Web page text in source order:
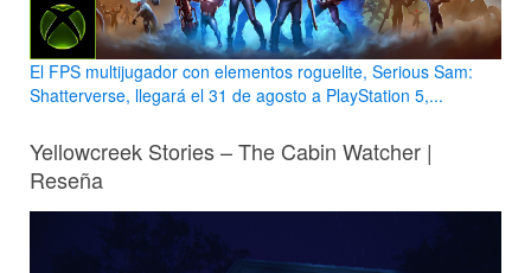
El FPS multijugador con elementos roguelite, Serious Sam:
Shatterverse, llegará el 31 de agosto a PlayStation 5,...
Yellowcreek Stories – The Cabin Watcher |
Reseña